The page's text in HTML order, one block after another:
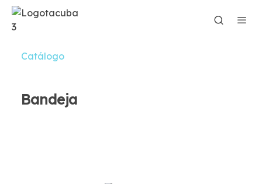
Catálogo
Bandeja